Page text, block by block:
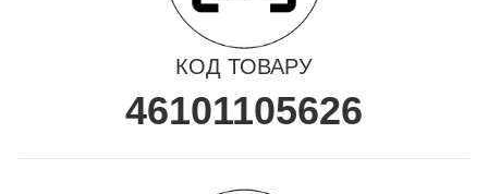
КОД ТОВАРУ
46101105626